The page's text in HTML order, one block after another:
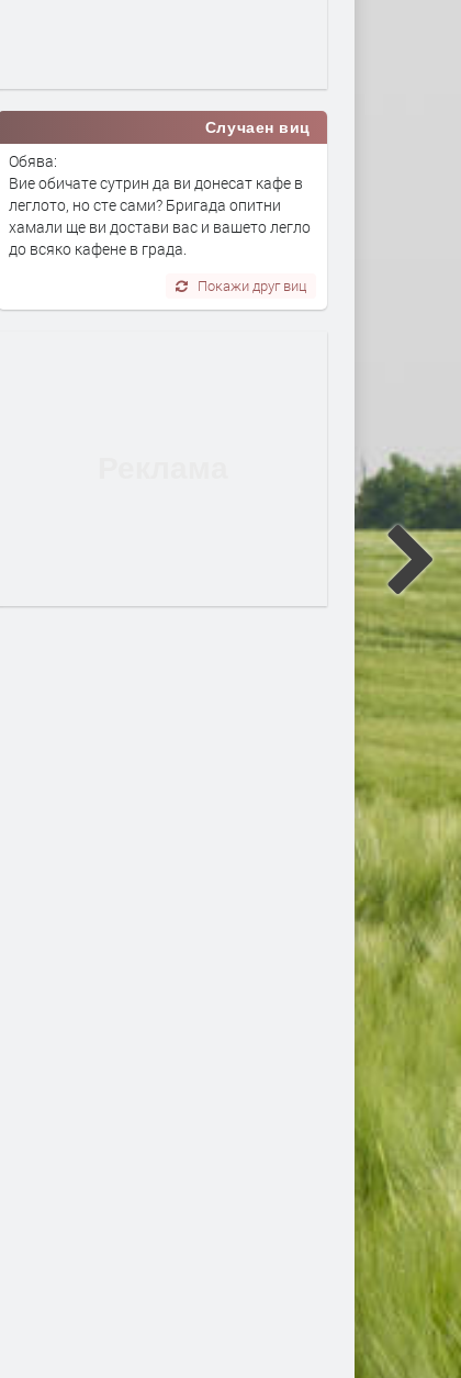
Случаен виц
Обява:
Вие обичате сутрин да ви донесат кафе в
леглото, но сте сами? Бригада опитни
хамали ще ви достави вас и вашето легло
до всяко кафене в града.
Покажи друг виц